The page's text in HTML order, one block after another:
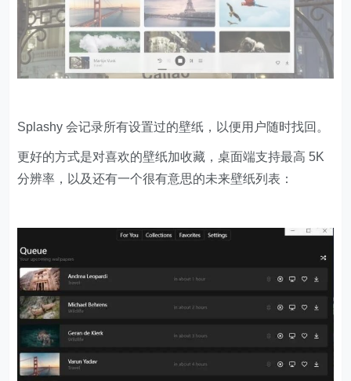
Splashy 会记录所有设置过的壁纸，以便用户随时找回。
更好的方式是对喜欢的壁纸加收藏，桌面端支持最高 5K
分辨率，以及还有一个很有意思的未来壁纸列表：